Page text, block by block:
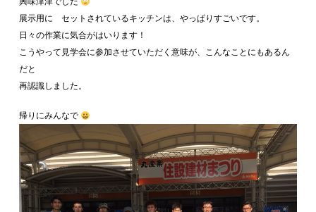
展示用に セットされているキッチンは、やっぱりすごいです。
日々の作業に気合がはいります！
こうやって見学会に参加させていただく意味が、こんなことにもあるん
だと
再認識しました。
帰りにみんなで